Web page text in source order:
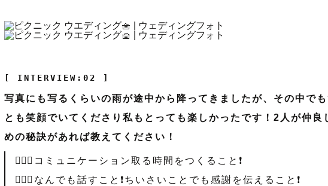
[ INTERVIEW:02 ]
写真にも写るくらいの雨が途中から降ってきましたが、その中で
とも笑顔でいてくださり私もとっても楽しかったです！2人が仲良
めの秘訣があれば教えてください！
🤵🏻‍♂️コミュニケーション取る時間をつくること❗️
👰🏻‍♀️なんでも話すこと❗️ちいさいことでも感謝を伝えること❗️